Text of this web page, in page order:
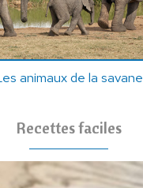
animaux de la savane
Recettes faciles